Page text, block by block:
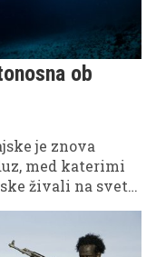
ob
je znova
med katerimi
živali na svetu.
Fai Tha
so oblasti